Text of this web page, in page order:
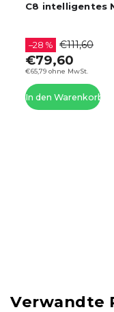
C8 intelligentes
€65,79 ohne MwSt.
–28 % €111,60
€79,60
In den Warenkorb
Verwandte